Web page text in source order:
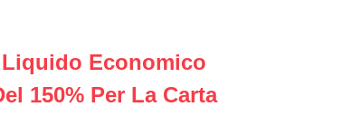
Economico
150% Per La Carta